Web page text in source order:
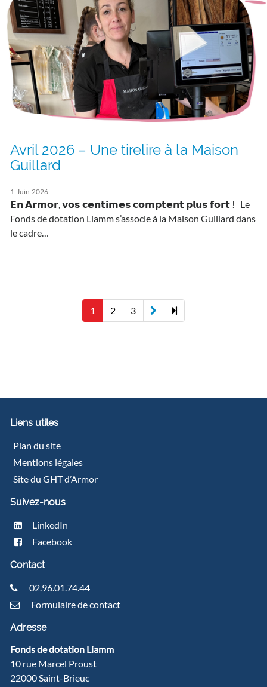
Avril 2026 – Une tirelire à la Maison
Guillard
1 Juin 2026
𝗘𝗻 𝗔𝗿𝗺𝗼𝗿, 𝘃𝗼𝘀 𝗰𝗲𝗻𝘁𝗶𝗺𝗲𝘀 𝗰𝗼𝗺𝗽𝘁𝗲𝗻𝘁 𝗽𝗹𝘂𝘀 𝗳𝗼𝗿𝘁 ! Le
Fonds de dotation Liamm s’associe à la Maison Guillard dans
le cadre…
1 2 3
Next
page
7
Liens utiles
Plan du site
Mentions légales
Site du GHT d’Armor
Suivez-nous
LinkedIn
Facebook
Contact
02.96.01.74.44
Formulaire de contact
Adresse
Fonds de dotation Liamm
10 rue Marcel Proust
22000 Saint-Brieuc